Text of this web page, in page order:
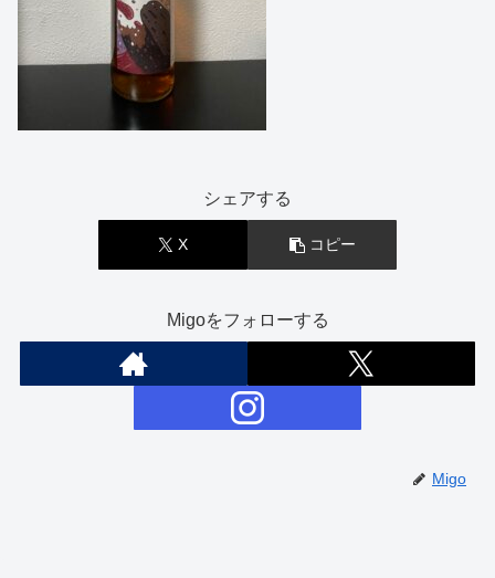
シェアする
X コピー
Migoをフォローする
Migo